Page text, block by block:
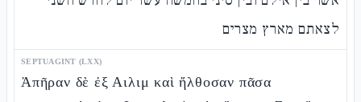
לצאתם מארץ מצרים
SEPTUAGINT (LXX)
Ἀπῆραν δὲ ἐξ Αιλιμ καὶ ἤλθοσαν πᾶσα